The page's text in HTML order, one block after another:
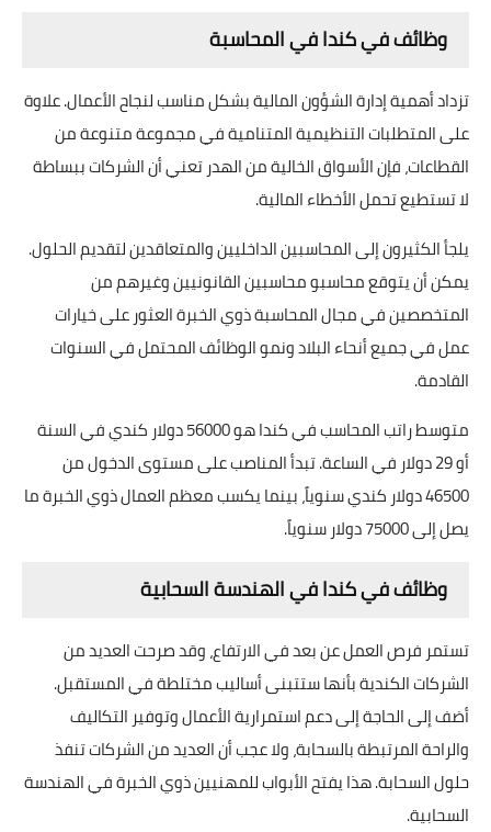
وظائف في كندا في المحاسبة
تزداد أهمية إدارة الشؤون المالية بشكل مناسب لنجاح الأعمال. علاوة
على المتطلبات التنظيمية المتنامية في مجموعة متنوعة من
القطاعات، فإن الأسواق الخالية من الهدر تعني أن الشركات ببساطة
لا تستطيع تحمل الأخطاء المالية.
يلجأ الكثيرون إلى المحاسبين الداخليين والمتعاقدين لتقديم الحلول.
يمكن أن يتوقع محاسبو محاسبين القانونيين وغيرهم من
المتخصصين في مجال المحاسبة ذوي الخبرة العثور على خيارات
عمل في جميع أنحاء البلاد ونمو الوظائف المحتمل في السنوات
القادمة.
متوسط راتب المحاسب في كندا هو 56000 دولار كندي في السنة
أو 29 دولار في الساعة. تبدأ المناصب على مستوى الدخول من
46500 دولار كندي سنوياً، بينما يكسب معظم العمال ذوي الخبرة ما
يصل إلى 75000 دولار سنوياً.
وظائف في كندا في الهندسة السحابية
تستمر فرص العمل عن بعد في الارتفاع، وقد صرحت العديد من
الشركات الكندية بأنها ستتبنى أساليب مختلطة في المستقبل.
أضف إلى الحاجة إلى دعم استمرارية الأعمال وتوفير التكاليف
والراحة المرتبطة بالسحابة، ولا عجب أن العديد من الشركات تنفذ
حلول السحابة. هذا يفتح الأبواب للمهنيين ذوي الخبرة في الهندسة
السحابية.